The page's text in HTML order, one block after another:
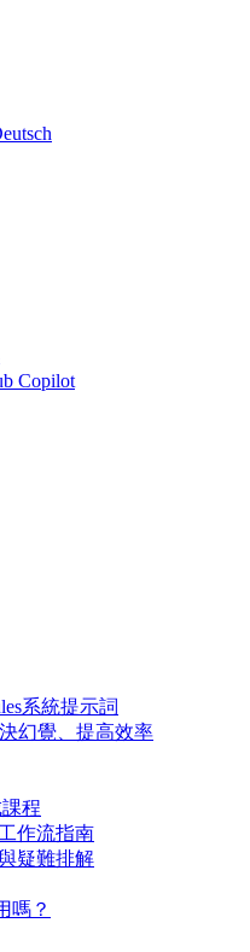
Copilot
系統提示詞
幻覺、提高效率
程
作流指南
疑難排解
嗎？